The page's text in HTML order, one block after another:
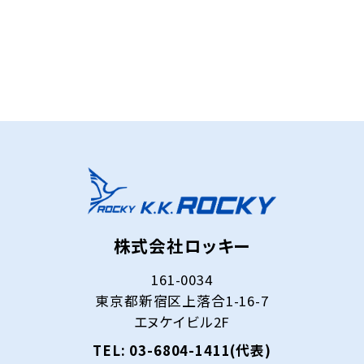
株式会社ロッキー
161-0034
東京都新宿区上落合1-16-7
エヌケイビル2F
TEL: 03-6804-1411(代表)